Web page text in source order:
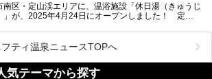
し、カルルス温泉をご紹介。温泉地の概要や泉質解説
め、日帰り入浴可能な全３施設の紹介・周辺観光・ア
南区・定山渓エリアに、温浴施設「休日湯（きゅうじ
」が、2025年4月24日にオープンしました！ 定山
設は、温泉・サウナの「休日湯」・ラウンジの「THE
DAYOF」・グルメ「休日洋麺店」・ホテル「エク
メーションホテル」で構成された、まさに大人の癒し
フティ温泉ニュースTOPへ
気テーマから探す